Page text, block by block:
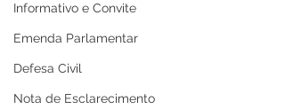
Informativo e Convite
Emenda Parlamentar
Defesa Civil
Nota de Esclarecimento